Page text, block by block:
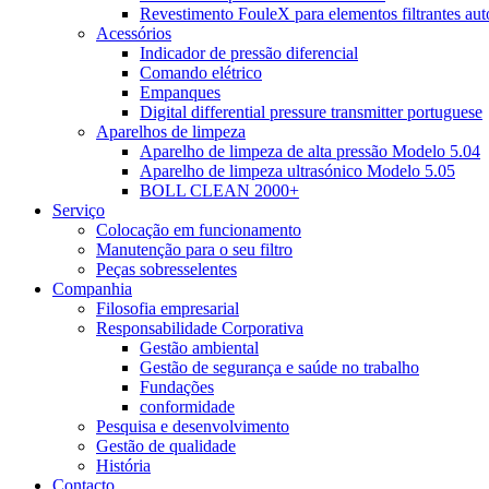
Revestimento FouleX para elementos filtrantes
Acessórios
Indicador de pressão diferencial
Comando elétrico
Empanques
Digital differential pressure transmitter portuguese
Aparelhos de limpeza
Aparelho de limpeza de alta pressão Modelo 5.04
Aparelho de limpeza ultrasónico Modelo 5.05
BOLL CLEAN 2000+
Serviço
Colocação em funcionamento
Manutenção para o seu filtro
Peças sobresselentes
Companhia
Filosofia empresarial
Responsabilidade Corporativa
Gestão ambiental
Gestão de segurança e saúde no trabalho
Fundações
conformidade
Pesquisa e desenvolvimento
Gestão de qualidade
História